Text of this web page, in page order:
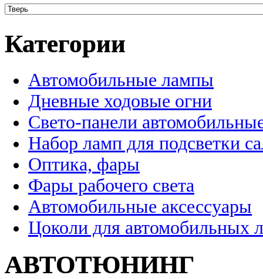
Категории
Автомобильные лампы
Дневные ходовые огни
Свето-панели
Набор ламп для подсветки
Оптика, фары
Фары рабочего света
Автомобильные аксессуары
Цоколи для автомобильных
АВТОТЮНИНГ